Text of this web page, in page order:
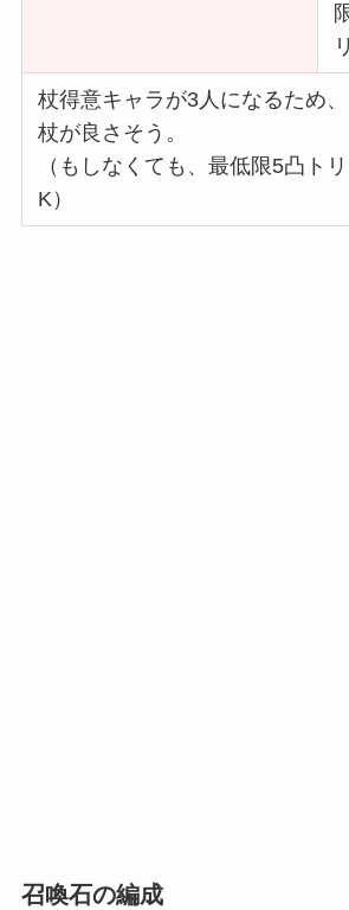
杖得意キャラが3人になるため
杖が良さそう。
（もしなくても、最低限5凸ト
K）
召喚石の編成